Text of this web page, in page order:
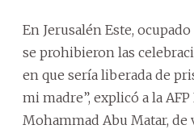
En Jerusalén Este,
se prohibieron las
en que sería liberada de
mi madre”, explicó a la AFP
Mohammad Abu Matar, de